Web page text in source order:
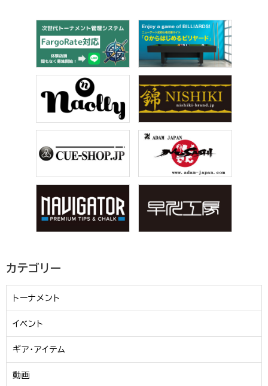
カテゴリー
トーナメント
イベント
ギア・アイテム
動画